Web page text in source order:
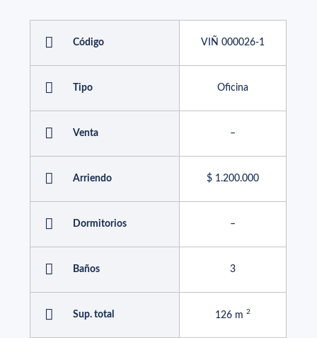
Código VIÑ 000026-1
Tipo Oficina
Venta –
Arriendo $ 1.200.000
Dormitorios –
Baños 3
Sup. total 126 m